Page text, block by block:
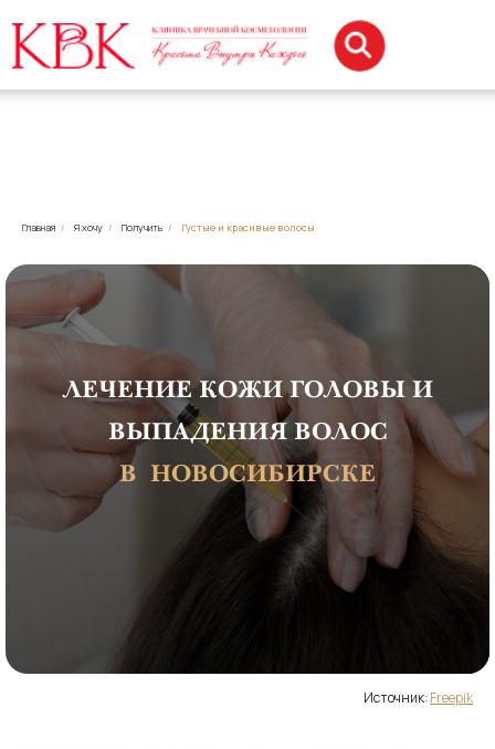
Главная / Я хочу / Получить / Густые и красивые волосы
ЛЕЧЕНИЕ КОЖИ ГОЛОВЫ И
ВЫПАДЕНИЯ ВОЛОС
В НОВОСИБИРСКЕ
Источник:Freepik